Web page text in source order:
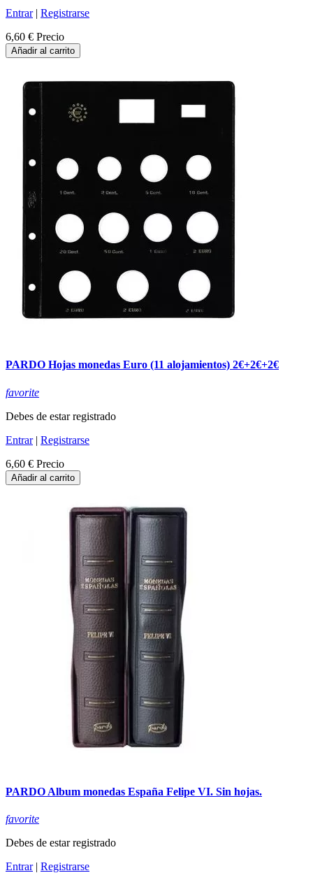
Entrar| Registrarse
6,60 € Precio
Añadir al carrito
PARDO Hojas monedas Euro (11 alojamientos) 2€+2€+2€
favorite
Debes de estar registrado
Entrar| Registrarse
6,60 € Precio
Añadir al carrito
PARDO Album monedas España Felipe VI. Sin hojas.
favorite
Debes de estar registrado
Entrar| Registrarse